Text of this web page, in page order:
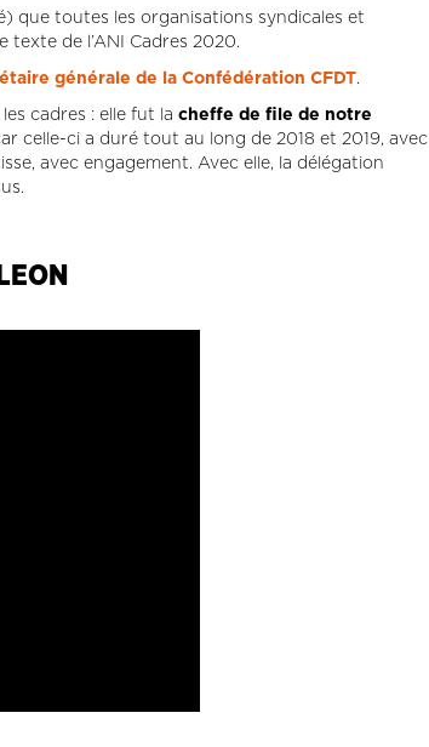
que toutes les organisations syndicales et
de l’ANI Cadres 2020.
générale de la Confédération CFDT.
cadres : elle fut la cheffe de file de notre
celle-ci a duré tout au long de 2018 et 2019, avec
avec engagement. Avec elle, la délégation